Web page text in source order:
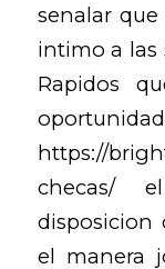
senalar
intimo a las
Rapidos
https://
checas/el
disposicion
el manera